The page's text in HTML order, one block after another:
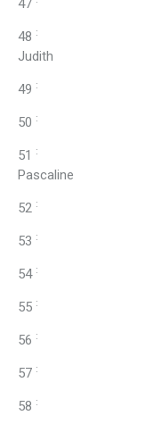
47
48
Judith
49
50
51
Pascaline
52
53
54
55
56
57 :
58